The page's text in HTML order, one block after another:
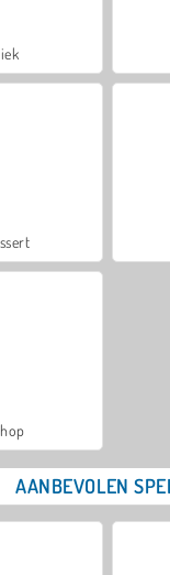
AANBEVOLEN